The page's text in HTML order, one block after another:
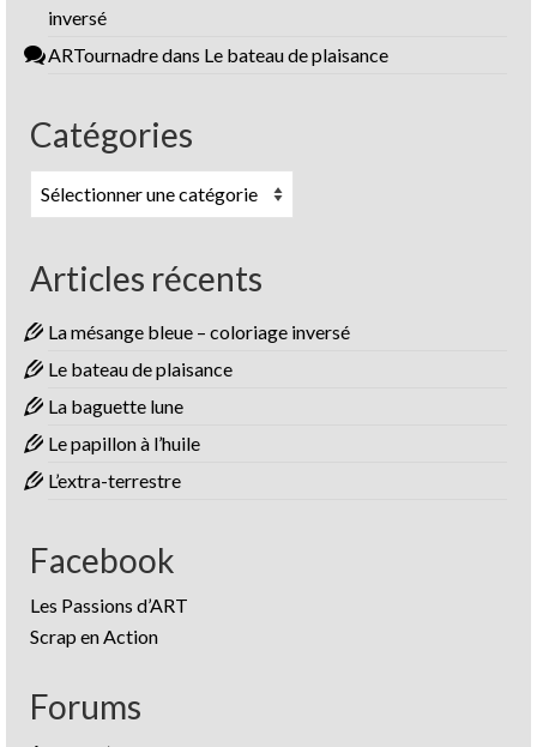
inversé
ARTournadredans Le bateau de plaisance
Catégories
Catégories
Articles récents
La mésange bleue – coloriage inversé
Le bateau de plaisance
La baguette lune
Le papillon à l’huile
L’extra-terrestre
Facebook
Les Passions d’ART
Scrap en Action
Forums